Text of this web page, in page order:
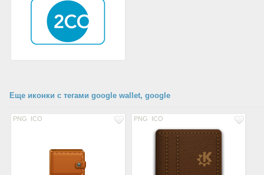
Еще иконки с тегами google wallet, google
PNG ICO PNG ICO